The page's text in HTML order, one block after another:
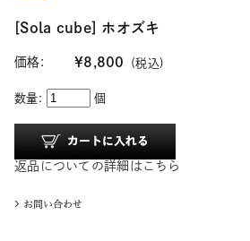
[Sola cube] ホオズキ
価格: ¥8,800 (税込)
数量: 個
返品についての詳細はこちら